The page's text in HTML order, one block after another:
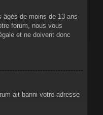
âgés de moins de 13 ans
forum, nous vous
et ne doivent donc
ait banni votre adresse